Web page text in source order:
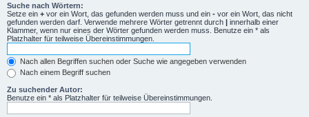
Suche nach Wörtern:
Setze ein + vor ein Wort, das gefunden werden muss und ein - vor ein Wort, das nicht
gefunden werden darf. Verwende mehrere Wörter getrennt durch | innerhalb einer
Klammer, wenn nur eines der Wörter gefunden werden muss. Benutze ein * als
Platzhalter für teilweise Übereinstimmungen.
Nach allen Begriffen suchen oder Suche wie angegeben verwenden
Nach einem Begriff suchen
Zu suchender Autor:
Benutze ein * als Platzhalter für teilweise Übereinstimmungen.